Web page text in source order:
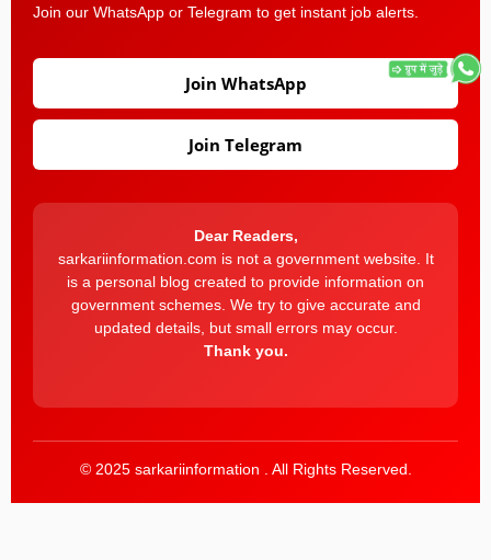
Join our WhatsApp or Telegram to get instant job alerts.
Join WhatsApp
Join Telegram
Dear Readers,
sarkariinformation.com is not a government website. It
is a personal blog created to provide information on
government schemes. We try to give accurate and
updated details, but small errors may occur.
Thank you.
© 2025 sarkariinformation . All Rights Reserved.